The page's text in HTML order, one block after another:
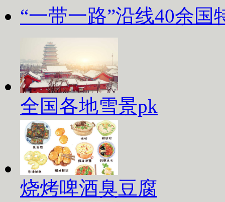
“一带一路”沿线40余国
全国各地雪景pk
烧烤啤酒臭豆腐